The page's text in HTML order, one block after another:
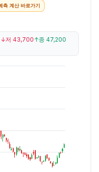
측 계산 바로가기
↓저 43,700 ↑종 47,200